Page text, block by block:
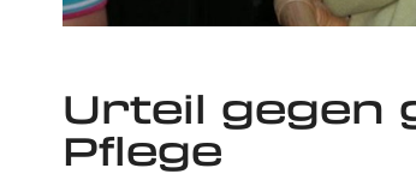
Urteil gegen
Pflege